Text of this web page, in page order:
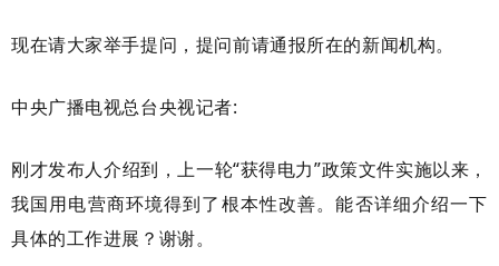
现在请大家举手提问，提问前请通报所在的新闻机构。
中央广播电视总台央视记者:
刚才发布人介绍到，上一轮“获得电力”政策文件实施以来，
我国用电营商环境得到了根本性改善。能否详细介绍一下
具体的工作进展？谢谢。